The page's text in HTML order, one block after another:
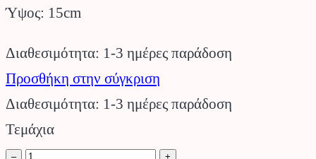
Ύψος: 15cm
Διαθεσιμότητα: 1-3 ημέρες παράδοση
Προσθήκη στην σύγκριση
Διαθεσιμότητα: 1-3 ημέρες παράδοση
Τεμάχια
–
Κεραμικό
+